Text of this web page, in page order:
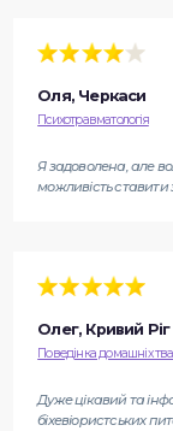
Оля, Черкаси
Психотравматологія
Я задоволена, але
можливість
Олег, Кривий Ріг
Поведінка домашніх
Дуже цікавий та
біхевіористських